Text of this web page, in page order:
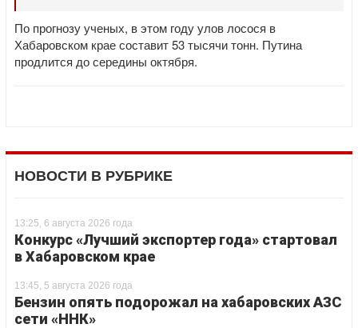
По прогнозу ученых, в этом году улов лосося в
Хабаровском крае составит 53 тысячи тонн. Путина
продлится до середины октября.
НОВОСТИ В РУБРИКЕ
13:25, 6 августа 2026 года
Конкурс «Лучший экспортер года» стартовал
в Хабаровском крае
13:45, 5 августа 2026 года
Бензин опять подорожал на хабаровских АЗС
сети «ННК»